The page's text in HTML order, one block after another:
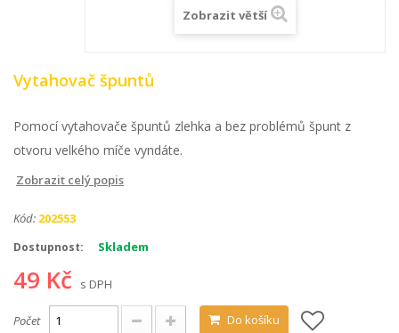
Zobrazit větší
Vytahovač špuntů
Pomocí vytahovače špuntů zlehka a bez problémů špunt z
otvoru velkého míče vyndáte.
Zobrazit celý popis
Kód: 202553
Dostupnost: Skladem
49 Kč s DPH
Počet Do košíku